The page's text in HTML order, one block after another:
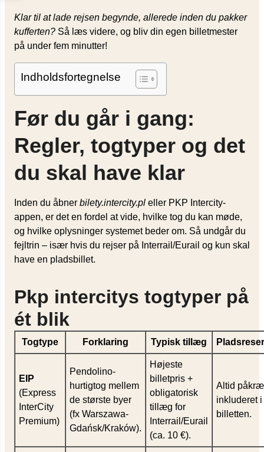
Klar til at lade rejsen begynde, allerede inden du pakker
kufferten? Så læs videre, og bliv din egen billetmester
på under fem minutter!
Indholdsfortegnelse
Før du går i gang:
Regler, togtyper og det
du skal have klar
Inden du åbner bilety.intercity.pl eller PKP Intercity-
appen, er det en fordel at vide, hvilke tog du kan møde,
og hvilke oplysninger systemet beder om. Så undgår du
fejltrin – især hvis du rejser på Interrail/Eurail og kun skal
have en pladsbillet.
Pkp intercitys togtyper på
ét blik
Togtype Forklaring Typisk tillæg
EIP
(Express
InterCity
Premium)
Pendolino-
hurtigtog mellem
de største byer
(fx Warszawa-
Gdańsk/Kraków).
Højeste
billetpris +
obligatorisk
tillæg for
Interrail/Eurail
(ca. 10 €).
Altid
inkluderet i
billetten.